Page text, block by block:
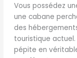
Vous possédez
une cabane
des
touristique
pépite en
Dôme
ou
Cabane
en
Hébergement